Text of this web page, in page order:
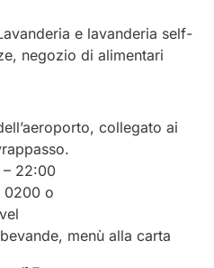
e lavanderia self-
negozio di alimentari
collegato ai
22:00
0200 o
menù alla carta